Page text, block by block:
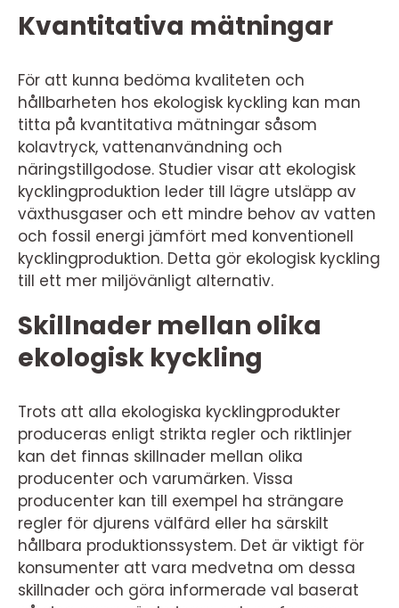
Kvantitativa mätningar
För att kunna bedöma kvaliteten och
hållbarheten hos ekologisk kyckling kan man
titta på kvantitativa mätningar såsom
kolavtryck, vattenanvändning och
näringstillgodose. Studier visar att ekologisk
kycklingproduktion leder till lägre utsläpp av
växthusgaser och ett mindre behov av vatten
och fossil energi jämfört med konventionell
kycklingproduktion. Detta gör ekologisk kyckling
till ett mer miljövänligt alternativ.
Skillnader mellan olika
ekologisk kyckling
Trots att alla ekologiska kycklingprodukter
produceras enligt strikta regler och riktlinjer
kan det finnas skillnader mellan olika
producenter och varumärken. Vissa
producenter kan till exempel ha strängare
regler för djurens välfärd eller ha särskilt
hållbara produktionssystem. Det är viktigt för
konsumenter att vara medvetna om dessa
skillnader och göra informerade val baserat